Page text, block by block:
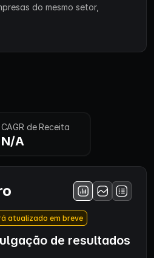
do mesmo setor,
CAGR de Receita
N/A
atualizado em breve
de resultados